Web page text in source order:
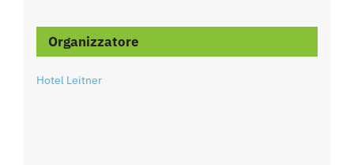
Organizzatore
Hotel Leitner